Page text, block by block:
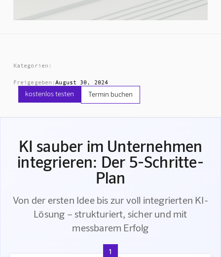
Kategorien:
Freigegeben:August 30, 2024
kostenlos testen Termin buchen
KI sauber im Unternehmen
integrieren: Der 5-Schritte-
Plan
Von der ersten Idee bis zur voll integrierten KI-
Lösung – strukturiert, sicher und mit
messbarem Erfolg
1